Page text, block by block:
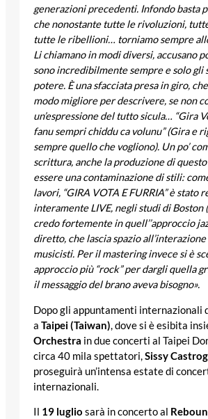
generazioni precedenti. Infondo basta
che nonostante tutte le rivoluzioni,
tutte le ribellioni… torniamo sempre
Li chiamano in modi diversi, accusano
sono incredibilmente sempre e solo gli
potere. È una sfacciata presa in giro,
modo migliore per descrivere, se non
un’espressione del tutto sicula… “Gira
fanu sempri chiddu ca volunu” (Gira e
sempre quello che vogliono). Un po’
scrittura, anche la produzione di
essere una contaminazione di stili:
lavori, “GIRA VOTA E FURRIA” è stato
interamente LIVE, negli studi di Boston
credo fortemente in quell’’approccio
diretto, che lascia spazio
musicisti. Per il mastering invece si è
approccio più “rock” per dargli quella
il messaggio del brano aveva bisogno».
Dopo gli appuntamenti internazionali
a Taipei (Taiwan), dove si è esibita
Orchestra in due concerti al Taipei
circa 40 mila spettatori,Sissy
proseguirà un’intensa estate di
internazionali.
Il 19 luglio sarà in concerto al